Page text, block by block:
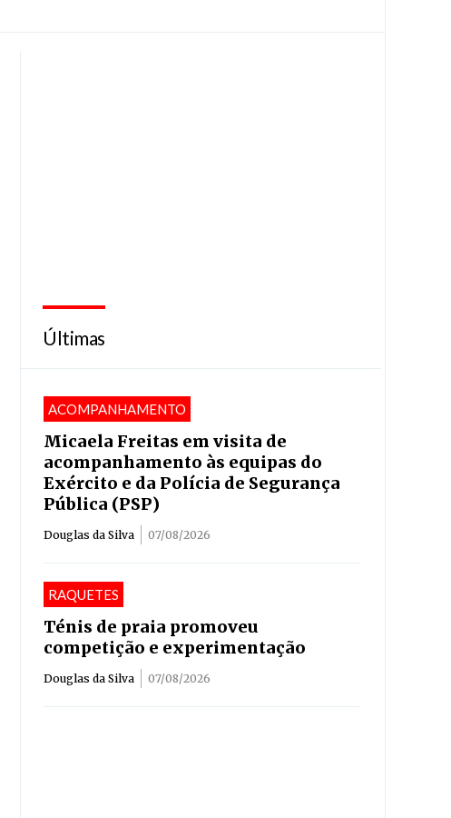
Últimas
ACOMPANHAMENTO
Micaela Freitas em visita de
acompanhamento às equipas do
Exército e da Polícia de Segurança
Pública (PSP)
Douglas da Silva 07/08/2026
RAQUETES
Ténis de praia promoveu
competição e experimentação
Douglas da Silva 07/08/2026